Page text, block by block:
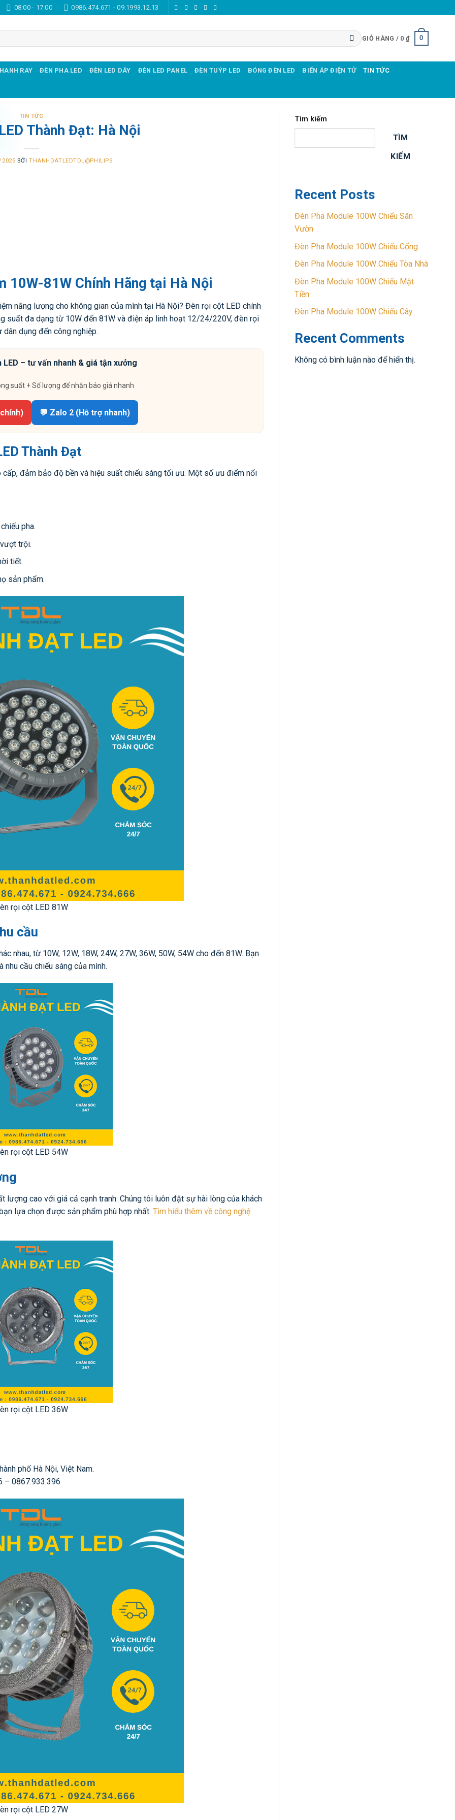
08:00 - 17:00 0986.474.671 - 09.1993.12.13
GIỎ HÀNG / 0 ₫ 0
RAY ĐÈN PHA LED ĐÈN LED DÂY ĐÈN LED PANEL ĐÈN TUÝP LED BÓNG ĐÈN LED BIẾN ÁP ĐIỆN TỬ TIN TỨC
TIN TỨC
Thành Đạt: Hà Nội
BỞITHANHDATLEDTDL@PHILIPS
10W-81W Chính Hãng tại Hà Nội
năng lượng cho không gian của mình tại Hà Nội? Đèn rọi cột LED chính
suất đa dạng từ 10W đến 81W và điện áp linh hoạt 12/24/220V, đèn rọi
dụng đến công nghiệp.
LED – tư vấn nhanh & giá tận xưởng
suất + Số lượng để nhận báo giá nhanh
💬 Zalo 2 (Hỗ trợ nhanh)
Thành Đạt
đảm bảo độ bền và hiệu suất chiếu sáng tối ưu. Một số ưu điểm nổi
pha.
trội.
tiết.
sản phẩm.
rọi cột LED 81W
cầu
nhau, từ 10W, 12W, 18W, 24W, 27W, 36W, 50W, 54W cho đến 81W. Bạn
cầu chiếu sáng của mình.
rọi cột LED 54W
lượng cao với giá cả cạnh tranh. Chúng tôi luôn đặt sự hài lòng của khách
lựa chọn được sản phẩm phù hợp nhất. Tìm hiểu thêm về công nghệ
rọi cột LED 36W
phố Hà Nội, Việt Nam.
– 0867.933.396
rọi cột LED 27W
Tìm kiếm
TÌM
KIẾM
Recent Posts
Đèn Pha Module 100W Chiếu Sân
Vườn
Đèn Pha Module 100W Chiếu Cổng
Đèn Pha Module 100W Chiếu Tòa Nhà
Đèn Pha Module 100W Chiếu Mặt
Tiền
Đèn Pha Module 100W Chiếu Cây
Recent Comments
Không có bình luận nào để hiển thị.